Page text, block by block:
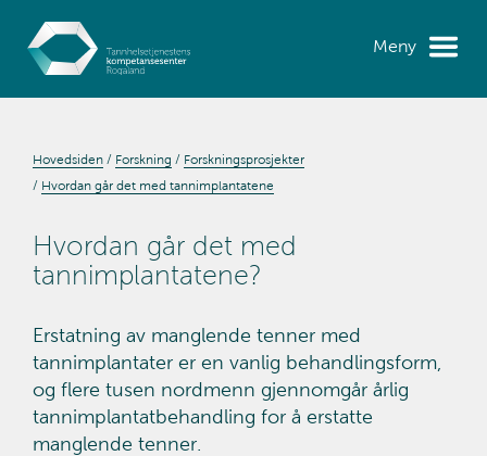
Meny
Hovedsiden Forskning
Forskningsprosjekter
Hvordan går det med tannimplantatene
Hvordan går det med
tannimplantatene?
Erstatning av manglende tenner med
tannimplantater er en vanlig behandlingsform,
og flere tusen nordmenn gjennomgår årlig
tannimplantatbehandling for å erstatte
manglende tenner.